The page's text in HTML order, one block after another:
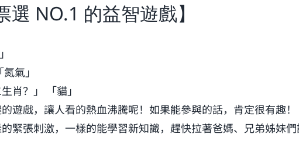
選 NO.1 的益智遊戲】
氣」
肖？」 「貓」
遊戲，讓人看的熱血沸騰呢！如果能參與的話，肯定很有趣！
緊張刺激，一樣的能學習新知識，趕快拉著爸媽、兄弟姊妹們